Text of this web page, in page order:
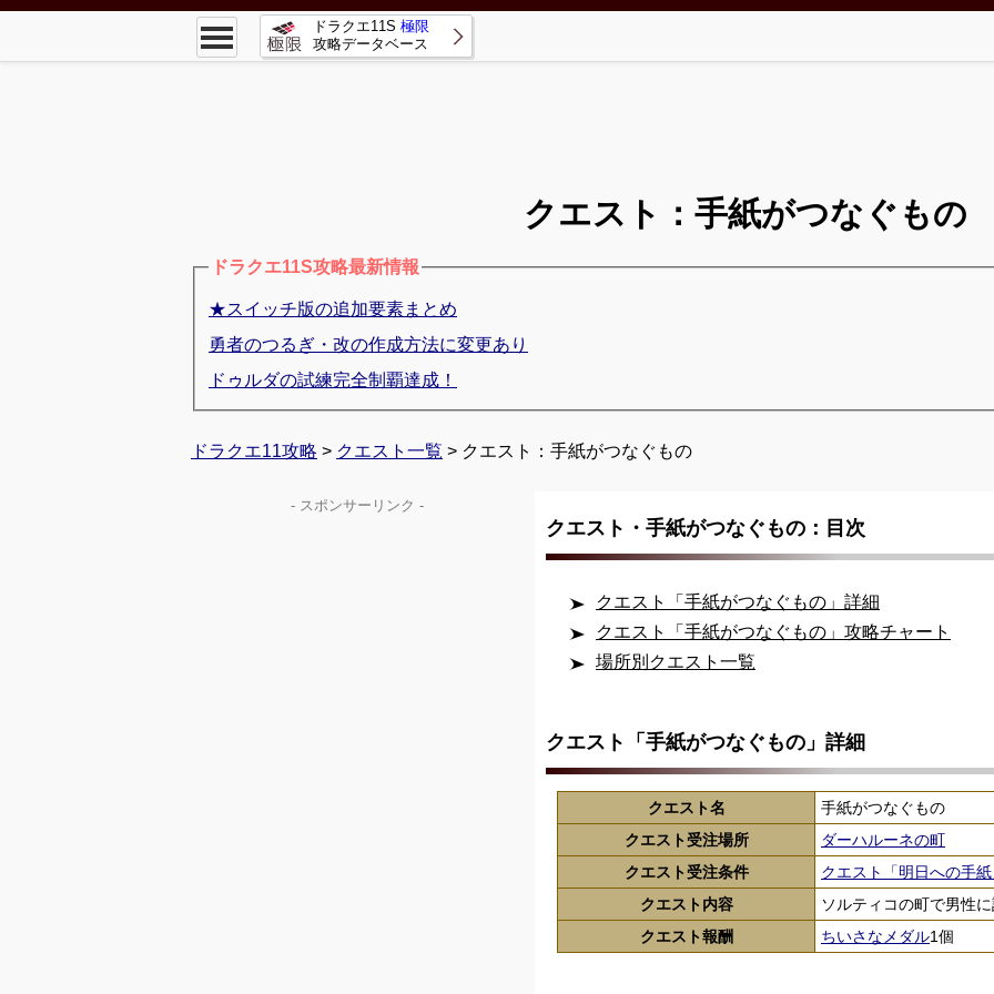
ドラクエ11S 極限
攻略データベース
クエスト：手紙がつなぐもの
ドラクエ11S攻略最新情報
★スイッチ版の追加要素まとめ
勇者のつるぎ・改の作成方法に変更あり
ドゥルダの試練完全制覇達成！
ドラクエ11攻略 > クエスト一覧 > クエスト：手紙がつなぐもの
クエスト・手紙がつなぐもの：目次
クエスト「手紙がつなぐもの」詳細
クエスト「手紙がつなぐもの」攻略チャート
場所別クエスト一覧
クエスト「手紙がつなぐもの」詳細
クエスト名
手紙がつなぐもの
クエスト受注場所
ダーハルーネの町
クエスト受注条件
クエスト「明日への手紙
クエスト内容
ソルティコの町で男性
クエスト報酬
ちいさなメダル1個
- スポンサーリンク -